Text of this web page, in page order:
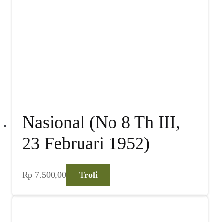
Nasional (No 8 Th III,
23 Februari 1952)
Rp 7.500,00 Troli